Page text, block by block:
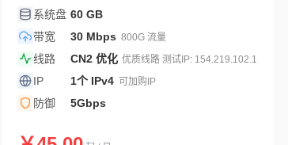
系统盘 60 GB
带宽
30 Mbps 800G 流量
线路 CN2 优化 优质线路 测试IP: 154.219.102.1
IP 1个 IPv4 可加购IP
防御 5Gbps